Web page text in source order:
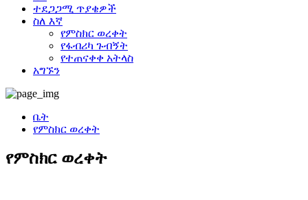
ተደጋጋሚ ጥያቄዎች
ስለ እኛ
የምስክር ወረቀት
የፋብሪካ ጉብኝት
የተጠናቀቀ አትላስ
አግኙን
ቤት
የምስክር ወረቀት
የምስክር ወረቀት